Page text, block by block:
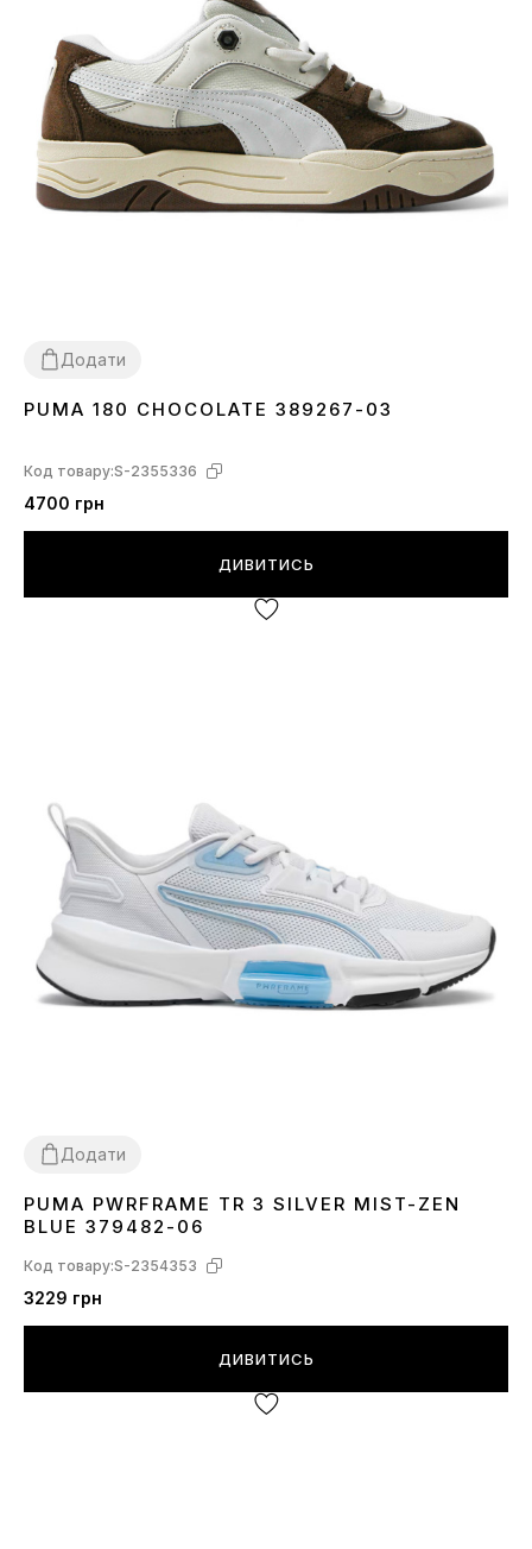
Додати
363738 394041 424445
PUMA 180 CHOCOLATE 389267-03
Код товару:S-2355336
4700 грн
ДИВИТИСЬ
Додати
364242.5434444.545
PUMA PWRFRAME TR 3 SILVER MIST-ZEN
BLUE 379482-06
Код товару:S-2354353
3229 грн
ДИВИТИСЬ